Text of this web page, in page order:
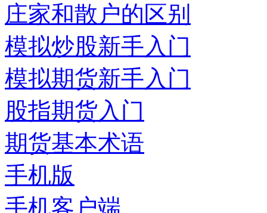
庄家和散户的区别
模拟炒股新手入门
模拟期货新手入门
股指期货入门
期货基本术语
手机版
手机客户端